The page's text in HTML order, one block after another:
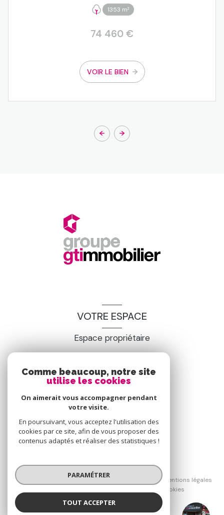
Groupe GTI Issoire
1353 m²
74 460 €
VOIR LE BIEN
VOTRE ESPACE
Espace propriétaire
SE CONNECTER
© 2026 | Tous droits réservés
Nos honoraires
Nos partenaires
Mentions légales
Cookies
Comme beaucoup, notre site
utilise les cookies
On aimerait vous accompagner pendant
votre visite.
En poursuivant, vous acceptez l'utilisation des
cookies par ce site, afin de vous proposer des
contenus adaptés et réaliser des statistiques !
PARAMÉTRER
TOUT ACCEPTER